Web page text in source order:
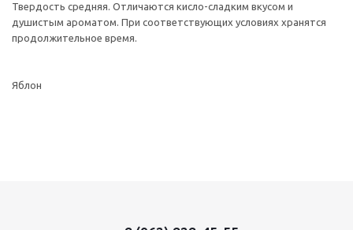
Твердость средняя. Отличаются кисло-сладким вкусом и
душистым ароматом. При соответствующих условиях хранятся
продолжительное время.
Яблон